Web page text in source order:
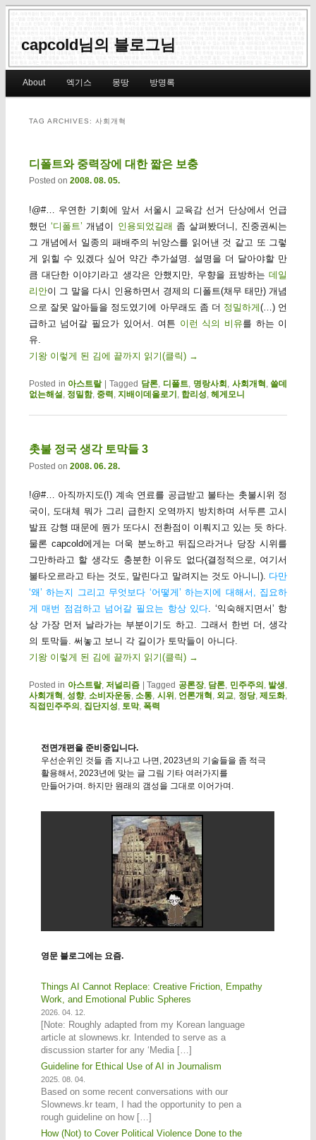
capcold님의 블로그님
Skip to primary content
Skip to secondary content
About 엑기스 몽땅 방명록
TAG ARCHIVES: 사회개혁
디폴트와 중력장에 대한 짧은 보충
Posted on 2008. 08. 05.
!@#… 우연한 기회에 앞서 서울시 교육감 선거 단상에서 언급
했던 ‘디폴트’ 개념이 인용되었길래 좀 살펴봤더니, 진중권씨는
그 개념에서 일종의 패배주의 뉘앙스를 읽어낸 것 같고 또 그렇
게 읽힐 수 있겠다 싶어 약간 추가설명. 설명을 더 달아야할 만
큼 대단한 이야기라고 생각은 안했지만, 우향을 표방하는데일
리안이 그 말을 다시 인용하면서 경제의 디폴트(채무 태만) 개념
으로 잘못 알아들을 정도였기에 아무래도 좀 더 정밀하게(…) 언
급하고 넘어갈 필요가 있어서. 여튼 이런 식의 비유를 하는 이
유.
기왕 이렇게 된 김에 끝까지 읽기(클릭) →
Posted in 아스트랄 |Tagged 담론, 디폴트 명랑사회 사회개혁 쓸데
없는해설 정밀함, 중력 지배이데올로기 합리성 헤게모니
촛불 정국 생각 토막들 3
Posted on 2008. 06. 28.
!@#… 아직까지도(!) 계속 연료를 공급받고 불타는 촛불시위 정
국이, 도대체 뭐가 그리 급한지 오역까지 방치하며 서두른 고시
발표 강행 때문에 뭔가 또다시 전환점이 이뤄지고 있는 듯 하다.
물론 capcold에게는 더욱 분노하고 뒤집으라거나 당장 시위를
그만하라고 할 생각도 충분한 이유도 없다(결정적으로, 여기서
불타오르라고 타는 것도, 말린다고 말려지는 것도 아니니). 다만
‘왜’ 하는지 그리고 무엇보다 ‘어떻게’ 하는지에 대해서, 집요하
게 매번 점검하고 넘어갈 필요는 항상 있다 . ‘익숙해지면서’ 항
상 가장 먼저 날라가는 부분이기도 하고. 그래서 한번 더, 생각
의 토막들. 써놓고 보니 각 길이가 토막들이 아니다.
기왕 이렇게 된 김에 끝까지 읽기(클릭) →
Posted in 아스트랄,저널리즘 |Tagged 공론장, 담론, 민주주의 , 발생,
사회개혁 ,성향, 소비자운동,소통, 시위 , 언론개혁 , 외교, 정당,제도화,
직접민주주의 , 집단지성, 토막, 폭력
전면개편을 준비중입니다.
우선순위인 것들 좀 지나고 나면, 2023년의 기술들을 좀 적극
활용해서, 2023년에 맞는 글 그림 기타 여러가지를
만들어가며. 하지만 원래의 갬성을 그대로 이어가며.
영문 블로그에는 요즘.
Things AI Cannot Replace: Creative Friction, Empathy
Work, and Emotional Public Spheres
2026. 04. 12.
[Note: Roughly adapted from my Korean language
article at slownews.kr. Intended to serve as a
discussion starter for any ‘Media […]
Guideline for Ethical Use of AI in Journalism
2025. 08. 04.
Based on some recent conversations with our
Slownews.kr team, I had the opportunity to pen a
rough guideline on how […]
How (Not) to Cover Political Violence Done to the